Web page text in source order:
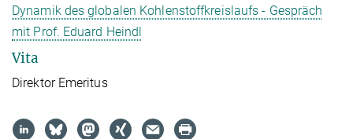
Dynamik des globalen Kohlenstoffkreislaufs - Gespräch
mit Prof. Eduard Heindl
Vita
Direktor Emeritus